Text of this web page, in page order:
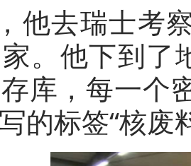
他去瑞士考
。他下到了
库，每一个
的标签“核废